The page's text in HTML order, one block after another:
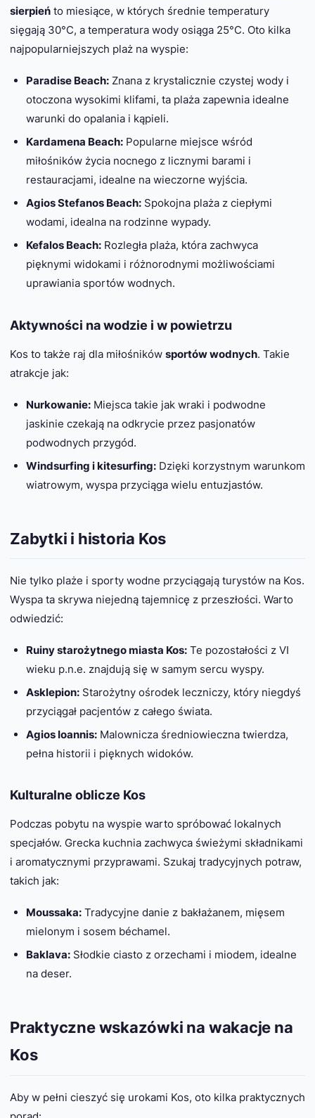
sierpień to miesiące, w których średnie temperatury
sięgają 30°C, a temperatura wody osiąga 25°C. Oto kilka
najpopularniejszych plaż na wyspie:
Paradise Beach:Znana z krystalicznie czystej wody i
otoczona wysokimi klifami, ta plaża zapewnia idealne
warunki do opalania i kąpieli.
Kardamena Beach:Popularne miejsce wśród
miłośników życia nocnego z licznymi barami i
restauracjami, idealne na wieczorne wyjścia.
Agios Stefanos Beach:Spokojna plaża z ciepłymi
wodami, idealna na rodzinne wypady.
Kefalos Beach:Rozległa plaża, która zachwyca
pięknymi widokami i różnorodnymi możliwościami
uprawiania sportów wodnych.
Aktywności na wodzie i w powietrzu
Kos to także raj dla miłośników sportów wodnych. Takie
atrakcje jak:
Nurkowanie:Miejsca takie jak wraki i podwodne
jaskinie czekają na odkrycie przez pasjonatów
podwodnych przygód.
Windsurfing i kitesurfing:Dzięki korzystnym warunkom
wiatrowym, wyspa przyciąga wielu entuzjastów.
Zabytki i historia Kos
Nie tylko plaże i sporty wodne przyciągają turystów na Kos.
Wyspa ta skrywa niejedną tajemnicę z przeszłości. Warto
odwiedzić:
Ruiny starożytnego miasta Kos:Te pozostałości z VI
wieku p.n.e. znajdują się w samym sercu wyspy.
Asklepion:Starożytny ośrodek leczniczy, który niegdyś
przyciągał pacjentów z całego świata.
Agios Ioannis:Malownicza średniowieczna twierdza,
pełna historii i pięknych widoków.
Kulturalne oblicze Kos
Podczas pobytu na wyspie warto spróbować lokalnych
specjałów. Grecka kuchnia zachwyca świeżymi składnikami
i aromatycznymi przyprawami. Szukaj tradycyjnych potraw,
takich jak:
Moussaka:Tradycyjne danie z bakłażanem, mięsem
mielonym i sosem béchamel.
Baklava:Słodkie ciasto z orzechami i miodem, idealne
na deser.
Praktyczne wskazówki na wakacje na
Kos
Aby w pełni cieszyć się urokami Kos, oto kilka praktycznych